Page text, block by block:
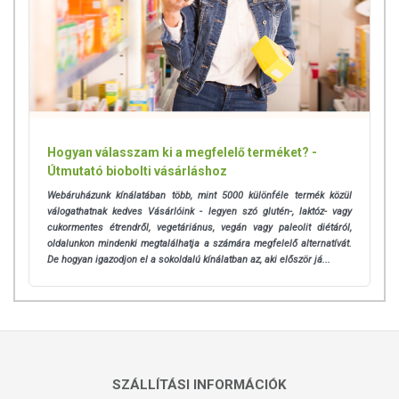
Hogyan válasszam ki a megfelelő terméket? -
Útmutató biobolti vásárláshoz
Webáruházunk kínálatában több, mint 5000 különféle termék közül
válogathatnak kedves Vásárlóink - legyen szó glutén-, laktóz- vagy
cukormentes étrendről, vegetáriánus, vegán vagy paleolit diétáról,
oldalunkon mindenki megtalálhatja a számára megfelelő alternatívát.
De hogyan igazodjon el a sokoldalú kínálatban az, aki először já...
SZÁLLÍTÁSI INFORMÁCIÓK